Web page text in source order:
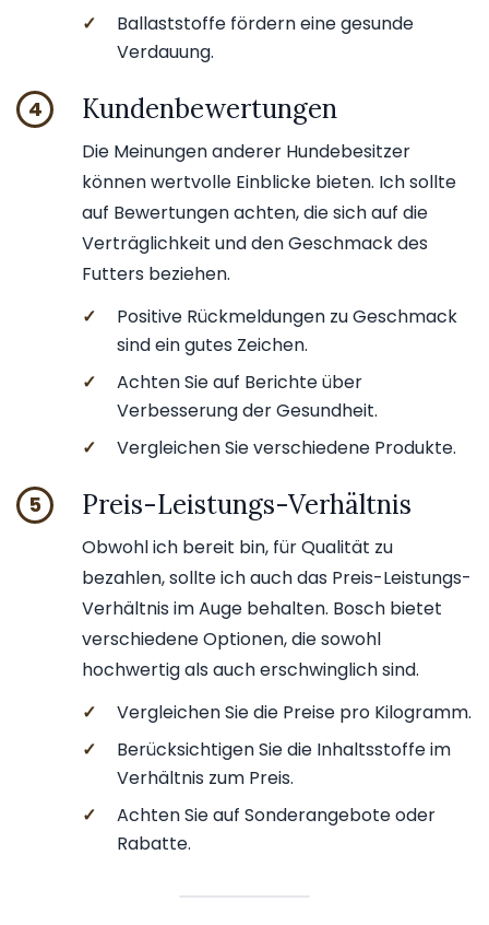
✓
Ballaststoffe fördern eine gesunde
Verdauung.
4 Kundenbewertungen
Die Meinungen anderer Hundebesitzer
können wertvolle Einblicke bieten. Ich sollte
auf Bewertungen achten, die sich auf die
Verträglichkeit und den Geschmack des
Futters beziehen.
✓
Positive Rückmeldungen zu Geschmack
sind ein gutes Zeichen.
✓
Achten Sie auf Berichte über
Verbesserung der Gesundheit.
✓
Vergleichen Sie verschiedene Produkte.
5 Preis-Leistungs-Verhältnis
Obwohl ich bereit bin, für Qualität zu
bezahlen, sollte ich auch das Preis-Leistungs-
Verhältnis im Auge behalten. Bosch bietet
verschiedene Optionen, die sowohl
hochwertig als auch erschwinglich sind.
✓
Vergleichen Sie die Preise pro Kilogramm.
✓
Berücksichtigen Sie die Inhaltsstoffe im
Verhältnis zum Preis.
✓
Achten Sie auf Sonderangebote oder
Rabatte.